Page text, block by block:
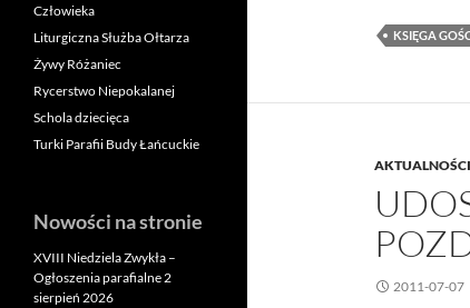
KSIĘGA
AKTUALNOŚCI
2011-07-07
Człowieka
Liturgiczna Służba Ołtarza
Żywy Różaniec
Rycerstwo Niepokalanej
Schola dziecięca
Turki Parafii Budy Łańcuckie
Nowości na stronie
XVIII Niedziela Zwykła –
Ogłoszenia parafialne 2
sierpień 2026